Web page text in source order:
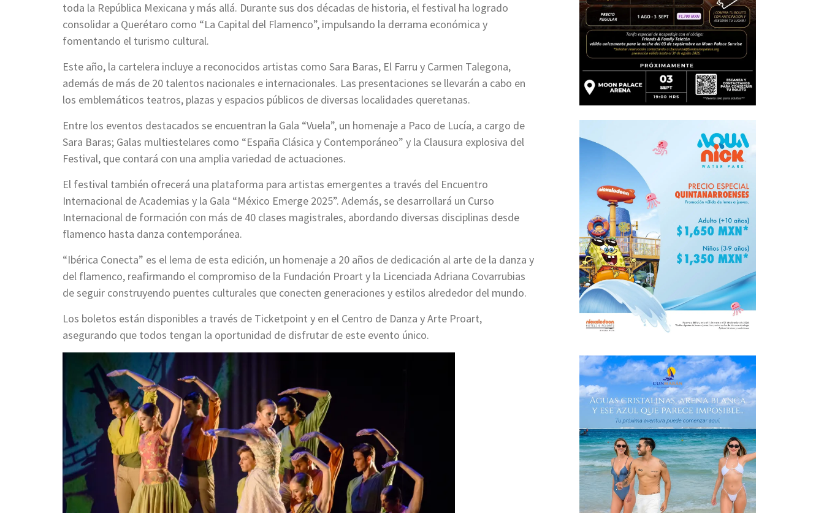
toda la República Mexicana y más allá. Durante sus dos décadas de historia, el festival ha logrado
consolidar a Querétaro como “La Capital del Flamenco”, impulsando la derrama económica y
fomentando el turismo cultural.
Este año, la cartelera incluye a reconocidos artistas como Sara Baras, El Farru y Carmen Talegona,
además de más de 20 talentos nacionales e internacionales. Las presentaciones se llevarán a cabo en
los emblemáticos teatros, plazas y espacios públicos de diversas localidades queretanas.
Entre los eventos destacados se encuentran la Gala “Vuela”, un homenaje a Paco de Lucía, a cargo de
Sara Baras; Galas multiestelares como “España Clásica y Contemporáneo” y la Clausura explosiva del
Festival, que contará con una amplia variedad de actuaciones.
El festival también ofrecerá una plataforma para artistas emergentes a través del Encuentro
Internacional de Academias y la Gala “México Emerge 2025”. Además, se desarrollará un Curso
Internacional de formación con más de 40 clases magistrales, abordando diversas disciplinas desde
flamenco hasta danza contemporánea.
“Ibérica Conecta” es el lema de esta edición, un homenaje a 20 años de dedicación al arte de la danza y
del flamenco, reafirmando el compromiso de la Fundación Proart y la Licenciada Adriana Covarrubias
de seguir construyendo puentes culturales que conecten generaciones y estilos alrededor del mundo.
Los boletos están disponibles a través de Ticketpoint y en el Centro de Danza y Arte Proart,
asegurando que todos tengan la oportunidad de disfrutar de este evento único.